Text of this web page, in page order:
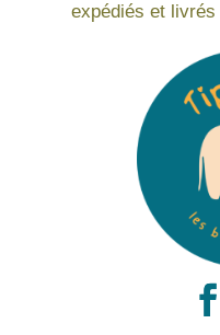
expédiés et